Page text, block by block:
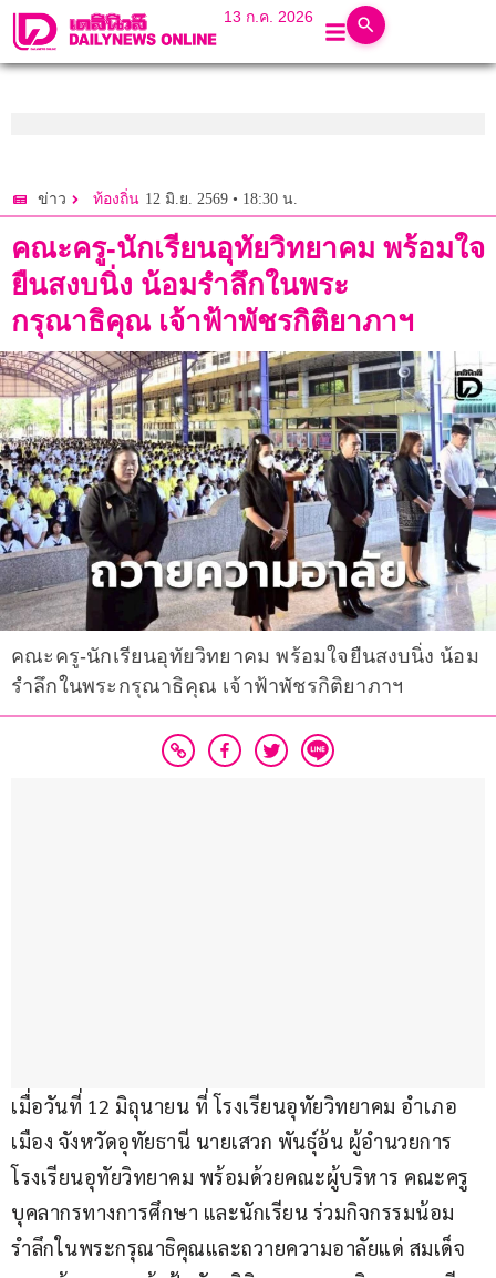
13 ก.ค. 2026
ข่าว ท้องถิ่น 12 มิ.ย. 2569 • 18:30 น.
คณะครู-นักเรียนอุทัยวิทยาคม พร้อมใจ
ยืนสงบนิ่ง น้อมรำลึกในพระ
กรุณาธิคุณ เจ้าฟ้าพัชรกิติยาภาฯ
คณะครู-นักเรียนอุทัยวิทยาคม พร้อมใจยืนสงบนิ่ง น้อม
รำลึกในพระกรุณาธิคุณ เจ้าฟ้าพัชรกิติยาภาฯ
เมื่อวันที่ 12 มิถุนายน ที่ โรงเรียนอุทัยวิทยาคม อำเภอ​
เมือง​ จังหวัดอุทัยธานี นายเสวก พันธุ์อ้น ผู้อำนวยการ
โรงเรียนอุทัยวิทยาคม พร้อมด้วยคณะผู้บริหาร คณะครู
บุคลากรทางการศึกษา และนักเรียน ร่วมกิจกรรมน้อม
รำลึกในพระกรุณาธิคุณและถวายความอาลัยแด่ สมเด็จ